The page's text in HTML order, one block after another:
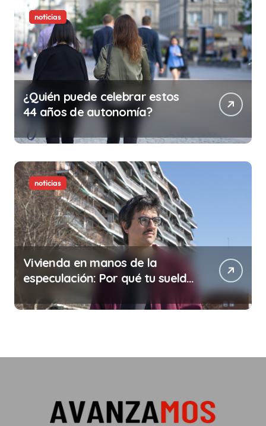
noticias
¿Quién puede celebrar estos
44 años de autonomía?
noticias
Vivienda en manos de la
especulación: Por qué tu sueldo